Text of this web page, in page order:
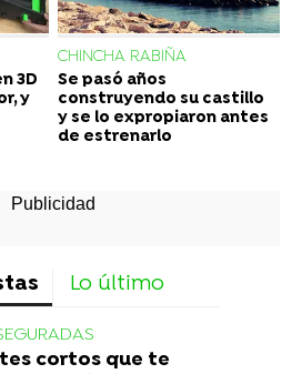
3D
y
CHINCHA RABIÑA
Se pasó años
construyendo su castillo
y se lo expropiaron antes
de estrenarlo
Lo último
cortos que te